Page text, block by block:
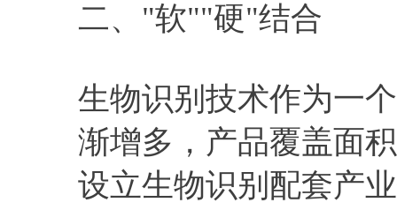
二、"软""硬"结合
生物识别技术作为一
渐增多，产品覆盖面
设立生物识别配套产